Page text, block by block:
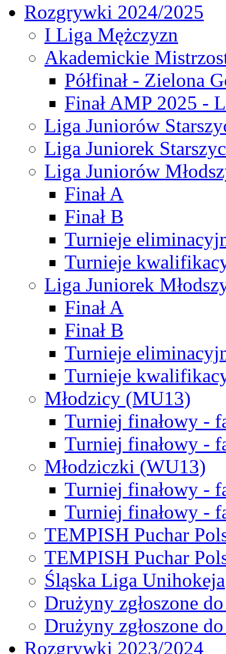
Rozgrywki 2024/2025
I Liga Mężczyzn
Akademickie
Półfinał - Zielona
Finał AMP 2025 -
Liga Juniorów
Liga Juniorek
Liga Juniorów
Finał A
Finał B
Turnieje
Turnieje
Liga Juniorek
Finał A
Finał B
Turnieje
Turnieje
Młodzicy (MU13)
Turniej finałowy -
Turniej finałowy -
Młodziczki (WU13)
Turniej finałowy -
Turniej finałowy -
TEMPISH Puchar
TEMPISH Puchar
Śląska Liga Unihokeja
Drużyny zgłoszone
Drużyny zgłoszone
Rozgrywki 2023/2024